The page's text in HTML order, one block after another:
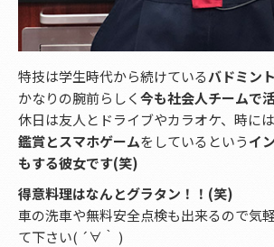
特技は学生時代から続けているバドミン
かなりの腕前らしく今も社会人チームで
休日は友人とドライブやカラオケ、時に
鑑賞とスマホゲームをしているというイ
もする彼女です(笑)
得意料理はなんとグラタン！！(笑)
車の洗車や無料安全点検も出来るので気
て下さい( ´∀｀ )